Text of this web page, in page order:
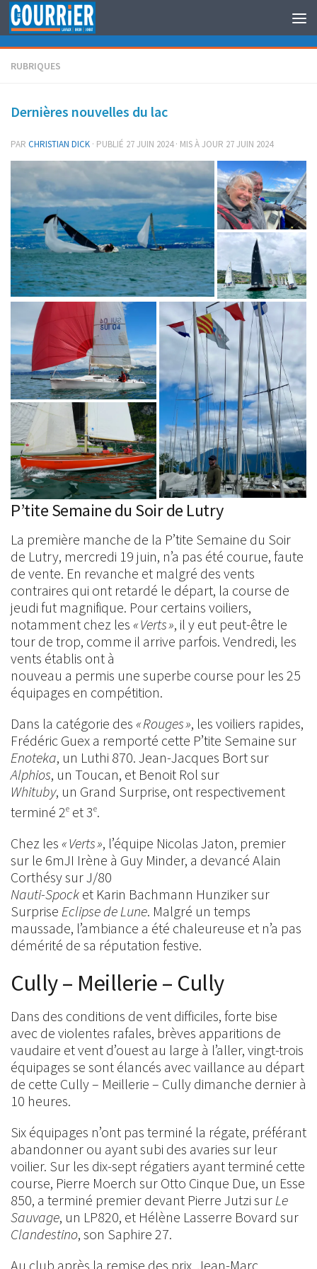
Au dessous du contenu
RUBRIQUES
Dernières nouvelles du lac
PAR CHRISTIAN DICK · PUBLIÉ 27 JUIN 2024· MIS À JOUR 27 JUIN 2024
P’tite Semaine du Soir de Lutry
La première manche de la P’tite Semaine du Soir
de Lutry, mercredi 19 juin, n’a pas été courue, faute
de vente. En revanche et malgré des vents
contraires qui ont retardé le départ, la course de
jeudi fut magnifique. Pour certains voiliers,
notamment chez les « Verts », il y eut peut-être le
tour de trop, comme il arrive parfois. Vendredi, les
vents établis ont à
nouveau a permis une superbe course pour les 25
équipages en compétition.
Dans la catégorie des « Rouges », les voiliers rapides,
Frédéric Guex a remporté cette P’tite Semaine sur
Enoteka, un Luthi 870. Jean-Jacques Bort sur
Alphios, un Toucan, et Benoit Rol sur
Whituby, un Grand Surprise, ont respectivement
terminé 2e et 3e.
Chez les « Verts », l’équipe Nicolas Jaton, premier
sur le 6mJI Irène à Guy Minder, a devancé Alain
Corthésy sur J/80
Nauti-Spock et Karin Bachmann Hunziker sur
Surprise Eclipse de Lune. Malgré un temps
maussade, l’ambiance a été chaleureuse et n’a pas
démérité de sa réputation festive.
Cully – Meillerie – Cully
Dans des conditions de vent difficiles, forte bise
avec de violentes rafales, brèves apparitions de
vaudaire et vent d’ouest au large à l’aller, vingt-trois
équipages se sont élancés avec vaillance au départ
de cette Cully – Meillerie – Cully dimanche dernier à
10 heures.
Six équipages n’ont pas terminé la régate, préférant
abandonner ou ayant subi des avaries sur leur
voilier. Sur les dix-sept régatiers ayant terminé cette
course, Pierre Moerch sur Otto Cinque Due, un Esse
850, a terminé premier devant Pierre Jutzi sur Le
Sauvage, un LP820, et Hélène Lasserre Bovard sur
Clandestino, son Saphire 27.
Au club après la remise des prix, Jean-Marc